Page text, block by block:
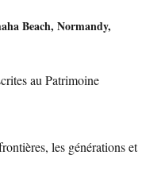
Beach, Normandy,
au Patrimoine
les générations et